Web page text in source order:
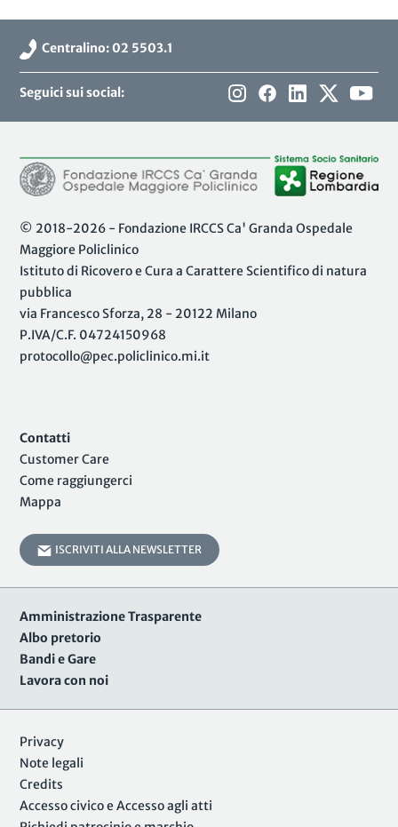
Centralino: 02 5503.1
Seguici sui social:
© 2018-2026 - Fondazione IRCCS Ca' Granda Ospedale
Maggiore Policlinico
Istituto di Ricovero e Cura a Carattere Scientifico di natura
pubblica
via Francesco Sforza, 28 - 20122 Milano
P.IVA/C.F. 04724150968
protocollo@pec.policlinico.mi.it
Contatti
Customer Care
Come raggiungerci
Mappa
ISCRIVITI ALLA NEWSLETTER
Amministrazione Trasparente
Albo pretorio
Bandi e Gare
Lavora con noi
Privacy
Note legali
Credits
Accesso civico e Accesso agli atti